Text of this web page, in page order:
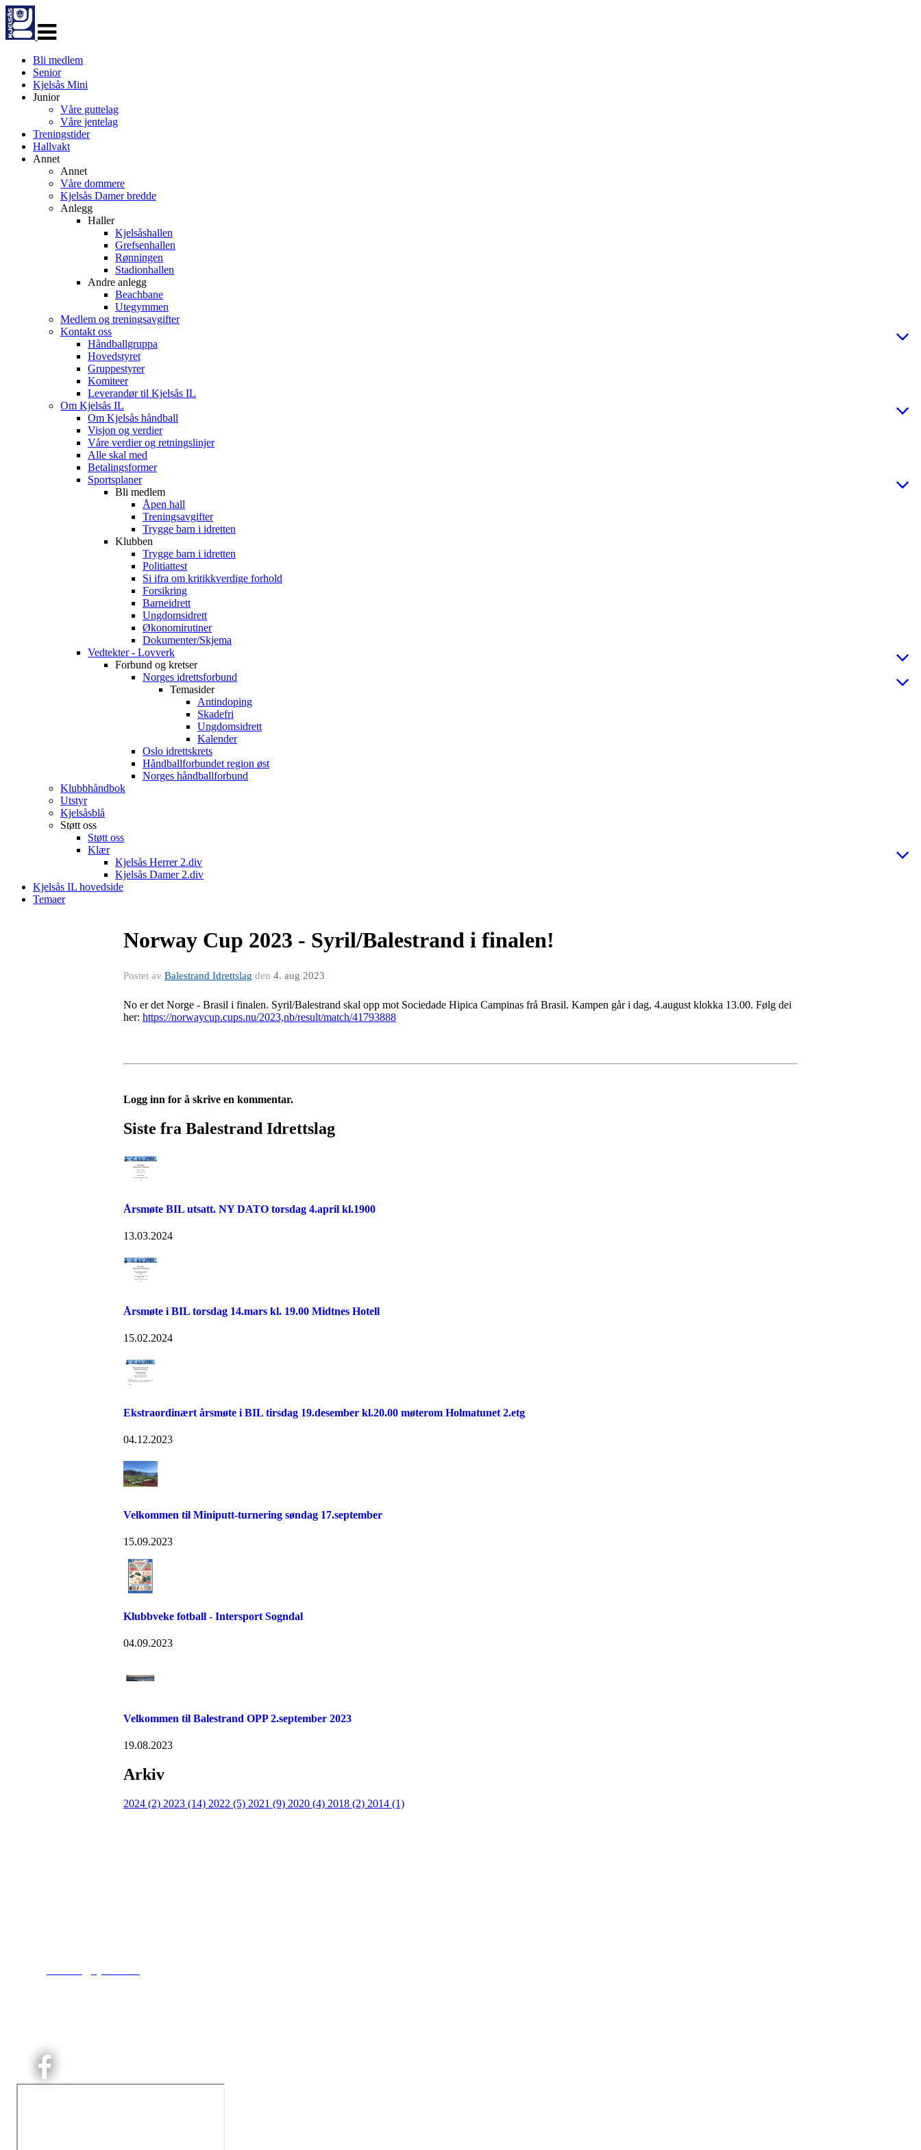
navigasjon
Bli medlem
Senior
Kjelsås Mini
Junior
Våre guttelag
Våre jentelag
Treningstider
Hallvakt
Annet
Annet
Våre dommere
Kjelsås Damer bredde
Anlegg
Haller
Kjelsåshallen
Grefsenhallen
Rønningen
Stadionhallen
Andre anlegg
Beachbane
Utegymmen
Medlem og treningsavgifter
Kontakt oss
Håndballgruppa
Hovedstyret
Gruppestyrer
Komiteer
Leverandør til Kjelsås IL
Om Kjelsås IL
Om Kjelsås håndball
Visjon og verdier
Våre verdier og retningslinjer
Alle skal med
Betalingsformer
Sportsplaner
Bli medlem
Åpen hall
Treningsavgifter
Trygge barn i idretten
Klubben
Trygge barn i idretten
Politiattest
Si ifra om kritikkverdige forhold
Forsikring
Barneidrett
Ungdomsidrett
Økonomirutiner
Dokumenter/Skjema
Vedtekter - Lovverk
Forbund og kretser
Norges idrettsforbund
Temasider
Antindoping
Skadefri
Ungdomsidrett
Kalender
Oslo idrettskrets
Håndballforbundet region øst
Norges håndballforbund
Klubbhåndbok
Utstyr
Kjelsåsblå
Støtt oss
Støtt oss
Klær
Kjelsås Herrer 2.div
Kjelsås Damer 2.div
Kjelsås IL hovedside
Temaer
Norway Cup 2023 - Syril/Balestrand i finalen!
Postet av Balestrand Idrettslag den 4. aug 2023
No er det Norge - Brasil i finalen. Syril/Balestrand skal opp mot Sociedade Hipica Campinas frå Brasil. Kampen går i dag, 4.august klokka 13.00. Følg dei
her: https://norwaycup.cups.nu/2023,nb/result/match/41793888
Logg inn for å skrive en kommentar.
Siste fra Balestrand Idrettslag
Årsmøte BIL utsatt. NY DATO torsdag 4.april kl.1900
13.03.2024
Årsmøte i BIL torsdag 14.mars kl. 19.00 Midtnes Hotell
15.02.2024
Ekstraordinært årsmøte i BIL tirsdag 19.desember kl.20.00 møterom Holmatunet 2.etg
04.12.2023
Velkommen til Miniputt-turnering søndag 17.september
15.09.2023
Klubbveke fotball - Intersport Sogndal
04.09.2023
Velkommen til Balestrand OPP 2.september 2023
19.08.2023
Arkiv
2024 (2) 2023 (14) 2022 (5) 2021 (9) 2020 (4) 2018 (2) 2014 (1)